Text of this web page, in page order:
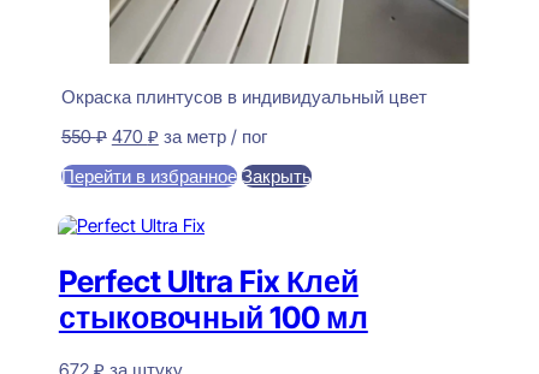
Окраска плинтусов в индивидуальный цвет
550₽ Первоначальная
составляла
470 ₽Текущая
470 ₽.
за метр / пог
Перейти в избранное Закрыть
Perfect Ultra Fix Клей
стыковочный 100 мл